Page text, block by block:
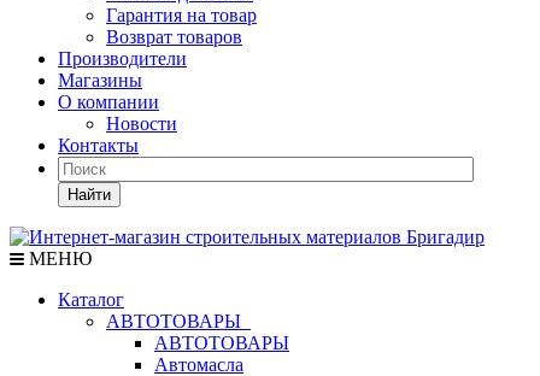
Гарантия на товар
Возврат товаров
Производители
Магазины
О компании
Новости
Контакты
Найти
МЕНЮ
Каталог
АВТОТОВАРЫ
АВТОТОВАРЫ
Автомасла